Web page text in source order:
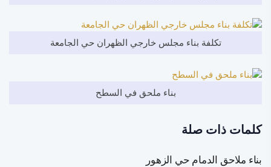
تكلفة بناء مجلس خارجي الظهران حي الجامعة
بناء ملحق في السطح
كلمات ذات صلة
بناء ملاحق الدمام حي الزهور